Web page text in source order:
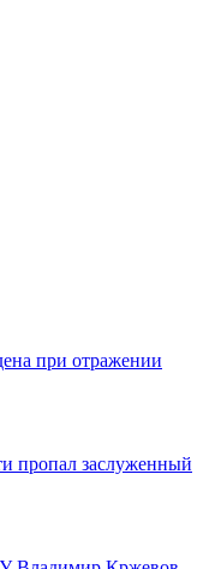
при отражении
пропал заслуженный